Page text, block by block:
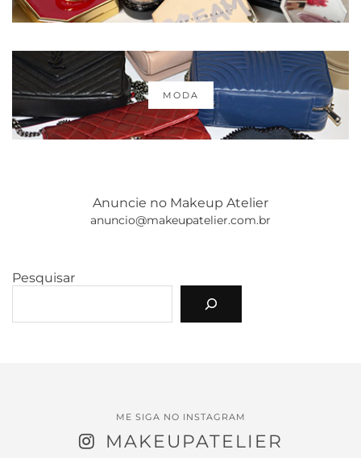
MODA
Anuncie no Makeup Atelier
anuncio@makeupatelier.com.br
Pesquisar
ME SIGA NO INSTAGRAM
MAKEUPATELIER